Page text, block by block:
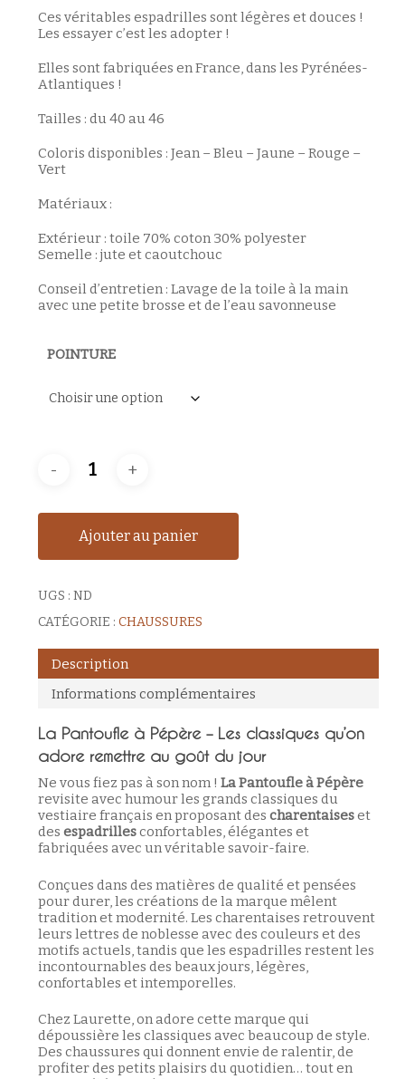
Ces véritables espadrilles sont légères et douces !
Les essayer c’est les adopter !
Elles sont fabriquées en France, dans les Pyrénées-
Atlantiques !
Tailles : du 40 au 46
Coloris disponibles : Jean – Bleu – Jaune – Rouge –
Vert
Matériaux :
Extérieur : toile 70% coton 30% polyester
Semelle : jute et caoutchouc
Conseil d’entretien : Lavage de la toile à la main
avec une petite brosse et de l’eau savonneuse
POINTURE
Ajouter au panier
UGS : ND
CATÉGORIE : CHAUSSURES
Description
Informations complémentaires
La Pantoufle à Pépère – Les classiques qu’on
adore remettre au goût du jour
Ne vous fiez pas à son nom ! La Pantoufle à Pépère
revisite avec humour les grands classiques du
vestiaire français en proposant des charentaiseset
des espadrillesconfortables, élégantes et
fabriquées avec un véritable savoir-faire.
Conçues dans des matières de qualité et pensées
pour durer, les créations de la marque mêlent
tradition et modernité. Les charentaises retrouvent
leurs lettres de noblesse avec des couleurs et des
motifs actuels, tandis que les espadrilles restent les
incontournables des beaux jours, légères,
confortables et intemporelles.
Chez Laurette, on adore cette marque qui
dépoussière les classiques avec beaucoup de style.
Des chaussures qui donnent envie de ralentir, de
profiter des petits plaisirs du quotidien… tout en